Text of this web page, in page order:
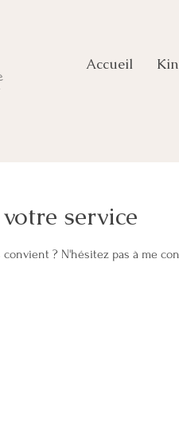
Accueil
service
? N'hésitez pas à me